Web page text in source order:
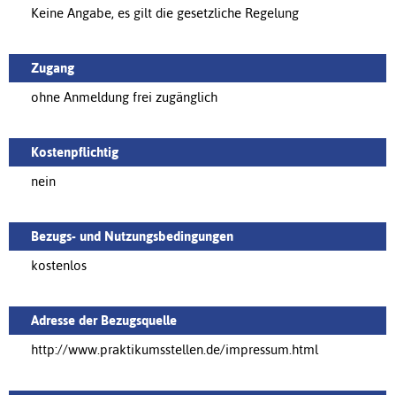
Keine Angabe, es gilt die gesetzliche Regelung
Zugang
ohne Anmeldung frei zugänglich
Kostenpflichtig
nein
Bezugs- und Nutzungsbedingungen
kostenlos
Adresse der Bezugsquelle
http://www.praktikumsstellen.de/impressum.html